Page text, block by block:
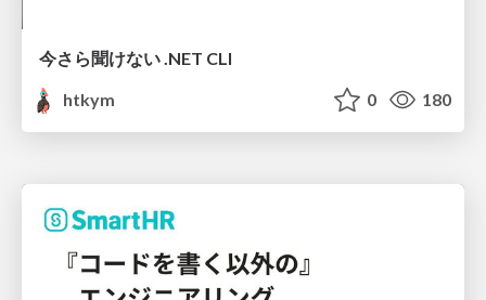
今さら聞けない .NET CLI
htkym
0 180